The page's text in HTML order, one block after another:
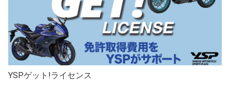
YSPゲット!ライセンス